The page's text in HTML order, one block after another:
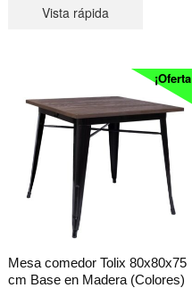
Vista rápida
¡Oferta!
Mesa comedor Tolix 80x80x75
cm Base en Madera (Colores)